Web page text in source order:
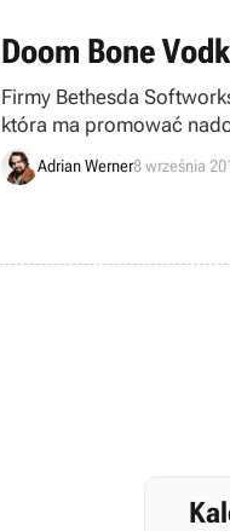
Doom Bone
Firmy Bethesda
która ma promować
Adrian Werner8 września